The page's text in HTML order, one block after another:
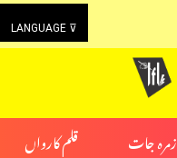
LANGUAGE ⊽
زمرہ جات
قلم کارواں